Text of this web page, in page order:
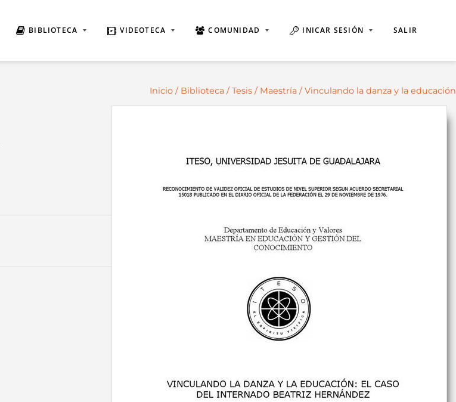
BIBLIOTECA VIDEOTECA COMUNIDAD INICAR SESIÓN SALIR
Inicio / Biblioteca /Tesis / Maestría / Vinculando la danza y la educación